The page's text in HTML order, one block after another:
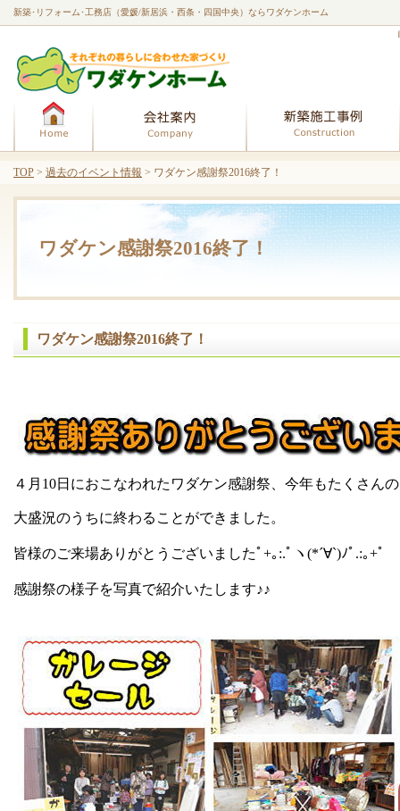
ワダケン感謝祭2016終了！
新築･リフォーム･工務店（愛媛/新居浜・西条・四国中央）ならワダケンホーム
ワダケン感謝祭2016終了！
４月10日におこなわれたワダケン感謝祭、今年もたくさん
大盛況のうちに終わることができました。
皆様のご来場ありがとうございましたﾟ+｡:.ﾟヽ(*´∀`)ﾉﾟ.:｡+ﾟ
感謝祭の様子を写真で紹介いたします♪♪
TOP > 過去のイベント情報 > ワダケン感謝祭2016終了！